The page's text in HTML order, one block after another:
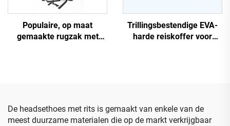
Populaire, op maat
gemaakte rugzak met
Trillingsbestendige EVA-
harde reiskoffer voor
De headsethoes met rits is gemaakt van enkele van de
meest duurzame materialen die op de markt verkrijgbaar